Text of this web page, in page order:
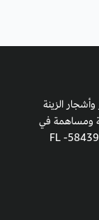
الزينة
ومساهمة في